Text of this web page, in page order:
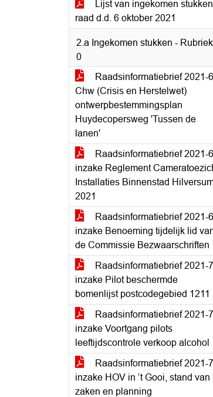
Lijst van ingekomen stukken
raad d.d. 6 oktober 2021
2.a Ingekomen stukken - Rubriek
0
Raadsinformatiebrief 2021-
Chw (Crisis en Herstelwet)
ontwerpbestemmingsplan
Huydecopersweg 'Tussen de
lanen'
Raadsinformatiebrief 2021-
inzake Reglement
Installaties Binnenstad
2021
Raadsinformatiebrief 2021-
inzake Benoeming tijdelijk lid
de Commissie Bezwaarschriften
Raadsinformatiebrief 2021-
inzake Pilot beschermde
bomenlijst postcodegebied 1211
Raadsinformatiebrief 2021-
inzake Voortgang pilots
leeftijdscontrole verkoop alcohol
Raadsinformatiebrief 2021-
inzake HOV in ’t Gooi, stand van
zaken en planning